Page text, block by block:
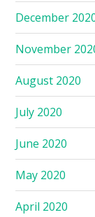
December
November
August 2020
July 2020
June 2020
May 2020
April 2020